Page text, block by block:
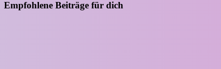
Empfohlene Beiträge für dich